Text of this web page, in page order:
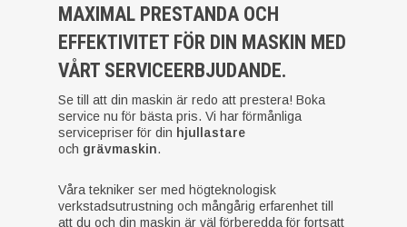
MAXIMAL PRESTANDA OCH
EFFEKTIVITET FÖR DIN MASKIN MED
VÅRT SERVICEERBJUDANDE.
Se till att din maskin är redo att prestera! Boka
service nu för bästa pris. Vi har förmånliga
servicepriser för din hjullastare
och grävmaskin.
Våra tekniker ser med högteknologisk
verkstadsutrustning och mångårig erfarenhet till
att du och din maskin är väl förberedda för fortsatt